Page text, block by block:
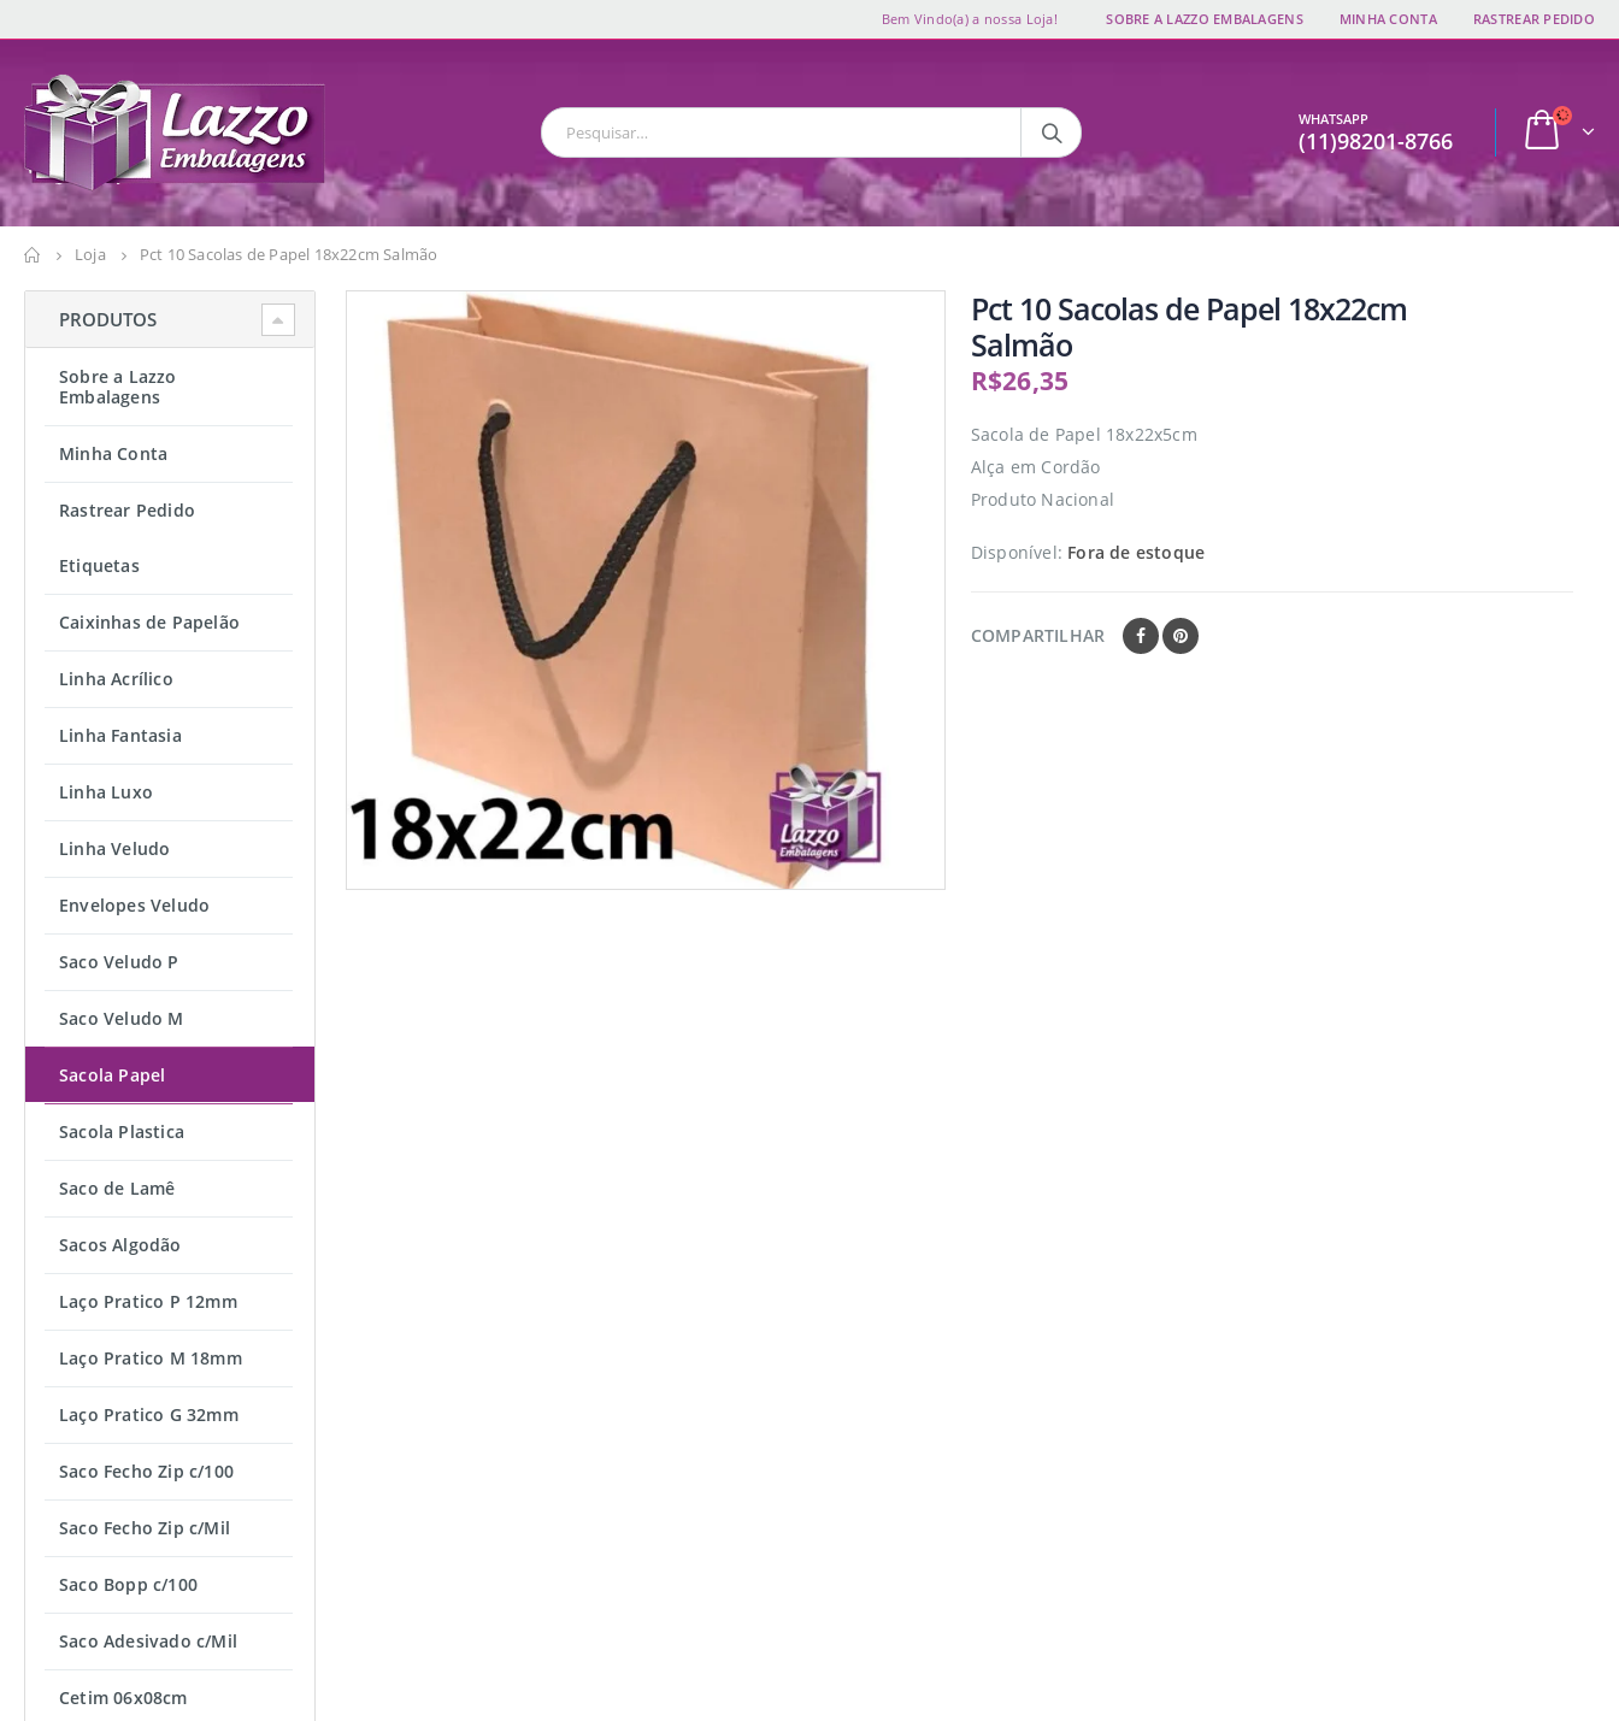
Bem Vindo(a) a nossa Loja! SOBRE A LAZZO EMBALAGENS MINHA CONTA RASTREAR PEDIDO
WHATSAPP
(11)98201-8766
Loja Pct 10 Sacolas de Papel 18x22cm Salmão
Pct 10 Sacolas de Papel 18x22cm
Salmão
R$26,35
Sacola de Papel 18x22x5cm
Alça em Cordão
Produto Nacional
Disponível: Fora de estoque
COMPARTILHAR
PRODUTOS
Sobre a Lazzo
Embalagens
Minha Conta
Rastrear Pedido
Etiquetas
Caixinhas de Papelão
Linha Acrílico
Linha Fantasia
Linha Luxo
Linha Veludo
Envelopes Veludo
Saco Veludo P
Saco Veludo M
Sacola Papel
Sacola Plastica
Saco de Lamê
Sacos Algodão
Laço Pratico P 12mm
Laço Pratico M 18mm
Laço Pratico G 32mm
Saco Fecho Zip c/100
Saco Fecho Zip c/Mil
Saco Bopp c/100
Saco Adesivado c/Mil
Cetim 06x08cm